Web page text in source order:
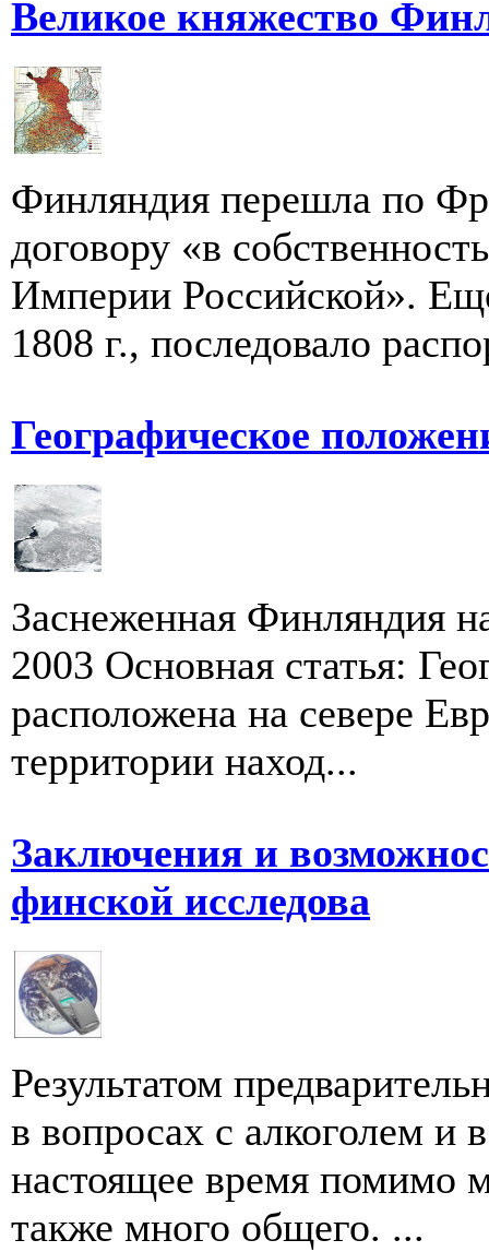
Великое княжество
Финляндия перешла по
договору «в
Империи Российской».
1808 г., последовало
Географическое
Заснеженная Финляндия
2003 Основная статья:
расположена на севере
территории наход...
Заключения и
финской исследова
Результатом
в вопросах с алкоголем
настоящее время помимо
также много общего. ...